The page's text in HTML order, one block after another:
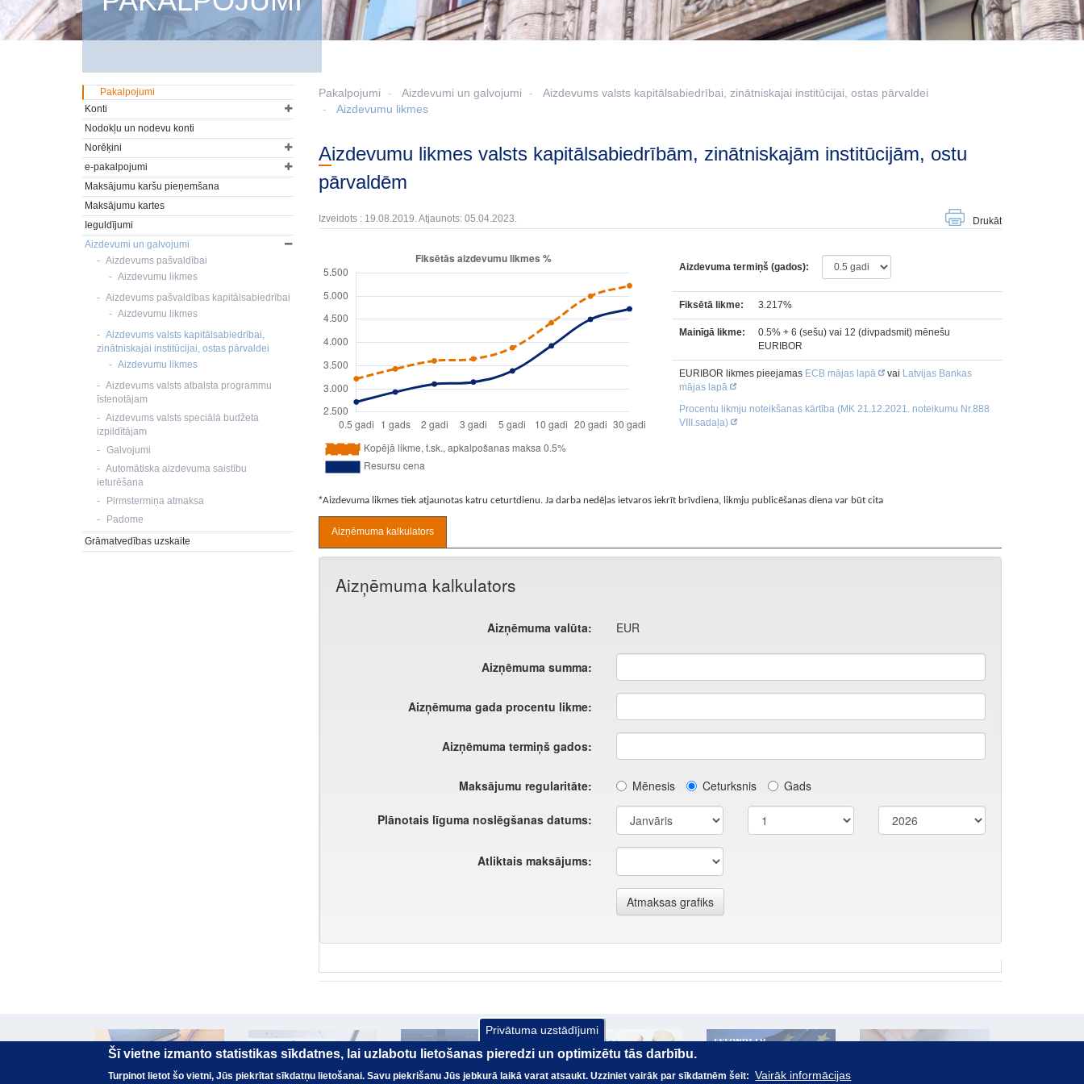
Pakalpojumi Aizdevumi un galvojumi
Aizdevums valsts kapitālsabiedrībai, zinātniskajai institūcijai, ostas pārvaldei
Aizdevumu likmes
Aizdevumu likmes valsts kapitālsabiedrībām, zinātniskajām institūcijām, ostu
pārvaldēm
Izveidots : 19.08.2019. Atjaunots: 05.04.2023. Drukāt
*Aizdevuma likmes tiek atjaunotas katru ceturtdienu. Ja darba nedēļas ietvaros iekrīt brīvdiena, likmju publicēšanas diena var būt cita
Aizņēmuma kalkulators
Pakalpojumi
Konti
Nodokļu un nodevu konti
Norēķini
e-pakalpojumi
Maksājumu karšu pieņemšana
Maksājumu kartes
Ieguldījumi
Aizdevumi un galvojumi
Aizdevums pašvaldībai
Aizdevumu likmes
Aizdevums pašvaldības kapitālsabiedrībai
Aizdevumu likmes
Aizdevums valsts kapitālsabiedrībai,
zinātniskajai institūcijai, ostas pārvaldei
Aizdevumu likmes
Aizdevums valsts atbalsta programmu
īstenotājam
Aizdevums valsts speciālā budžeta
izpildītājam
Galvojumi
Automātiska aizdevuma saistību
ieturēšana
Pirmstermiņa atmaksa
Padome
Grāmatvedības uzskaite
Privātuma uzstādījumi
Šī vietne izmanto statistikas sīkdatnes, lai uzlabotu lietošanas pieredzi un optimizētu tās darbību.
Turpinot lietot šo vietni, Jūs piekrītat sīkdatņu lietošanai. Savu piekrišanu Jūs jebkurā laikā varat atsaukt. Uzziniet vairāk par sīkdatnēm šeit: Vairāk informācijas